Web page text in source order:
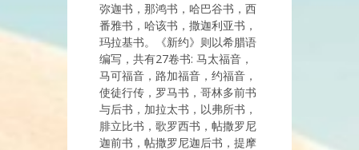
弥迦书，那鸿书，哈巴谷书，西
番雅书，哈该书，撒迦利亚书，
玛拉基书。《新约》则以希腊语
编写，共有27卷书: 马太福音，
马可福音，路加福音，约福音，
使徒行传，罗马书，哥林多前书
与后书，加拉太书，以弗所书，
腓立比书，歌罗西书，帖撒罗尼
迦前书，帖撒罗尼迦后书，提摩